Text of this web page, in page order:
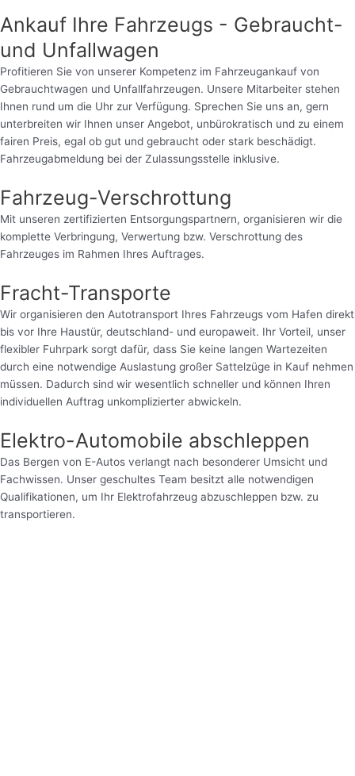
Ankauf Ihre Fahrzeugs - Gebraucht-
und Unfallwagen
Profitieren Sie von unserer Kompetenz im Fahrzeugankauf von
Gebrauchtwagen und Unfallfahrzeugen. Unsere Mitarbeiter stehen
Ihnen rund um die Uhr zur Verfügung. Sprechen Sie uns an, gern
unterbreiten wir Ihnen unser Angebot, unbürokratisch und zu einem
fairen Preis, egal ob gut und gebraucht oder stark beschädigt.
Fahrzeugabmeldung bei der Zulassungsstelle inklusive.
Fahrzeug-Verschrottung
Mit unseren zertifizierten Entsorgungspartnern, organisieren wir die
komplette Verbringung, Verwertung bzw. Verschrottung des
Fahrzeuges im Rahmen Ihres Auftrages.
Fracht-Transporte
Wir organisieren den Autotransport Ihres Fahrzeugs vom Hafen direkt
bis vor Ihre Haustür, deutschland- und europaweit. Ihr Vorteil, unser
flexibler Fuhrpark sorgt dafür, dass Sie keine langen Wartezeiten
durch eine notwendige Auslastung großer Sattelzüge in Kauf nehmen
müssen. Dadurch sind wir wesentlich schneller und können Ihren
individuellen Auftrag unkomplizierter abwickeln.
Elektro-Automobile abschleppen
Das Bergen von E-Autos verlangt nach besonderer Umsicht und
Fachwissen. Unser geschultes Team besitzt alle notwendigen
Qualifikationen, um Ihr Elektrofahrzeug abzuschleppen bzw. zu
transportieren.